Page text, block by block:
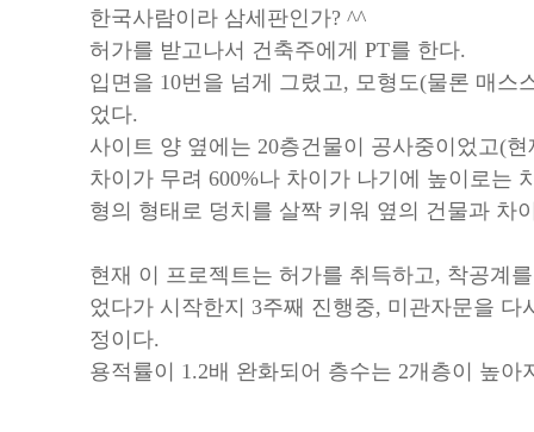
한국사람이라 삼세판인가? ^^
허가를 받고나서 건축주에게 PT를 한다.
입면을 10번을 넘게 그렸고, 모형도(물론 매스
었다.
사이트 양 옆에는 20층건물이 공사중이었고(
차이가 무려 600%나 차이가 나기에 높이로는
형의 형태로 덩치를 살짝 키워 옆의 건물과 차
현재 이 프로젝트는 허가를 취득하고, 착공계
었다가 시작한지 3주째 진행중, 미관자문을 다
정이다.
용적률이 1.2배 완화되어 층수는 2개층이 높